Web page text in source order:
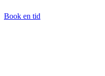
Book en tid